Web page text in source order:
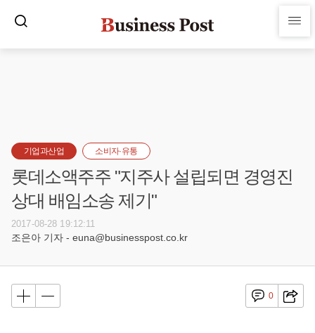
기업과산업 소비자·유통
롯데소액주주 "지주사 설립되면 경영진
상대 배임소송 제기"
2017-08-28 19:12:11
조은아 기자 - euna@businesspost.co.kr
0